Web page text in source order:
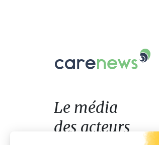
Le
acteurs
de
l'engagement
Le média
des acteurs